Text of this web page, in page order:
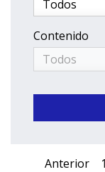
Contenido
Anterior 1